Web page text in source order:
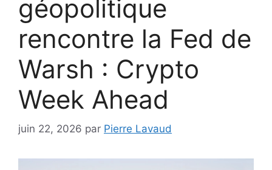
géopolitique
rencontre la Fed de
Warsh : Crypto
Week Ahead
juin 22, 2026 par Pierre Lavaud